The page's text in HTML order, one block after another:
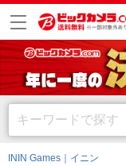
ININ Games｜イニン